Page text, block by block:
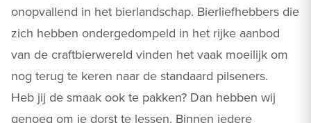
onopvallend in het bierlandschap. Bierliefhebbers die
zich hebben ondergedompeld in het rijke aanbod
van de craftbierwereld vinden het vaak moeilijk om
nog terug te keren naar de standaard pilseners.
Heb jij de smaak ook te pakken? Dan hebben wij
genoeg om je dorst te lessen. Binnen iedere